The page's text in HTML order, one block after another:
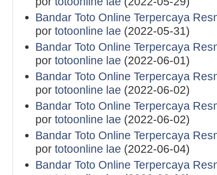
Bandar Toto Online Terpercaya
por totoonline lae (2022-05-31)
Bandar Toto Online Terpercaya
por totoonline lae (2022-06-01)
Bandar Toto Online Terpercaya
por totoonline lae (2022-06-02)
Bandar Toto Online Terpercaya
por totoonline lae (2022-06-02)
Bandar Toto Online Terpercaya
por totoonline lae (2022-06-04)
Bandar Toto Online Terpercaya